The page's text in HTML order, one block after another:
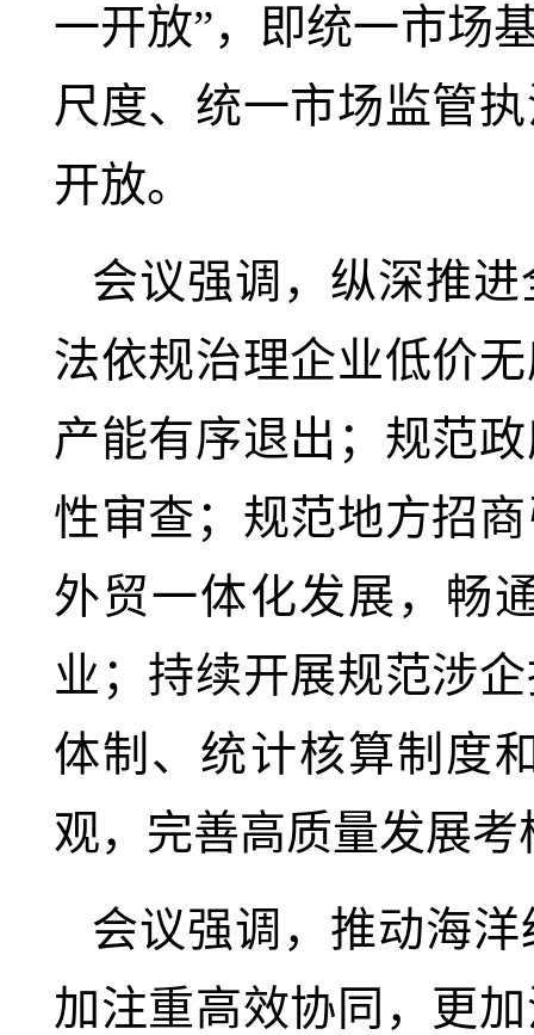
一开放”，即统一市场
尺度、统一市场监管
开放。
会议强调，纵深推
法依规治理企业低价
产能有序退出；规范
性审查；规范地方招
外贸一体化发展，畅
业；持续开展规范涉
体制、统计核算制度
观，完善高质量发展
会议强调，推动海
加注重高效协同，更